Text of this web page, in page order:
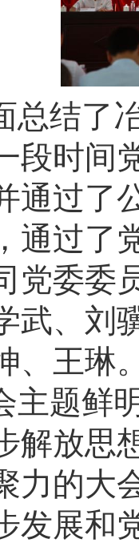
总结了
段时间
通过了
通过了
党委委
武、刘
、王琳
主题鲜
解放思
力的大
发展和